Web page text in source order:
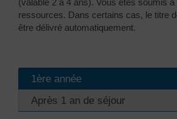
ressources. Dans certains cas, le titre
être délivré automatiquement.
1ère année
Après 1 an de séjour